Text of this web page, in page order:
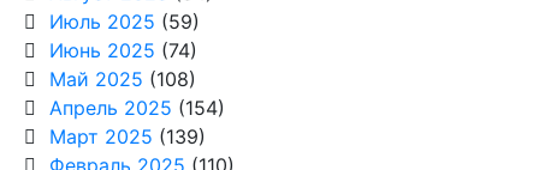
Июль 2025 (59)
Июнь 2025 (74)
Май 2025 (108)
Апрель 2025 (154)
Март 2025 (139)